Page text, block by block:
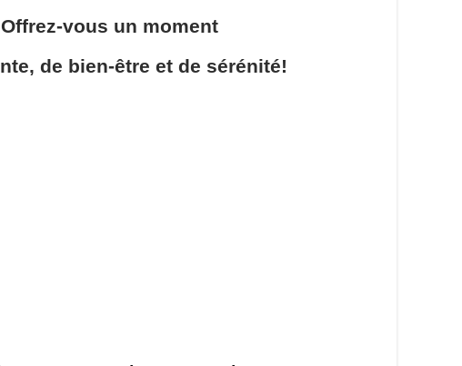
Offrez-vous un moment
de bien-être et de sérénité!